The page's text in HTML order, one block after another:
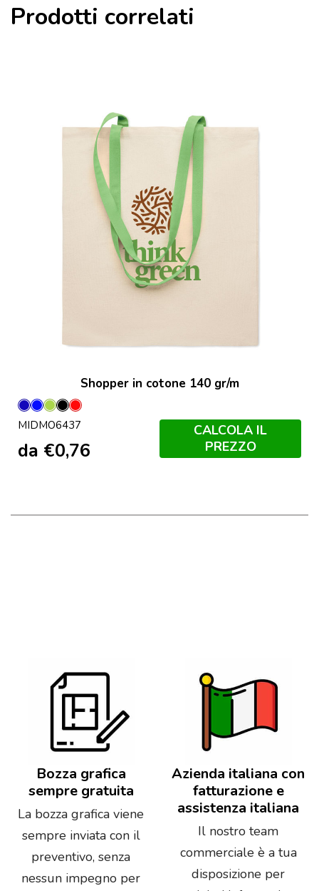
Prodotti correlati
Shopper in cotone 140 gr/m
BluBlu
Royal
Lime
NeroRosso
MIDMO6437
da €0,76
CALCOLA IL
PREZZO
Bozza grafica
sempre gratuita
La bozza grafica viene
sempre inviata con il
preventivo, senza
nessun impegno per
Azienda italiana con
fatturazione e
assistenza italiana
Il nostro team
commerciale è a tua
disposizione per